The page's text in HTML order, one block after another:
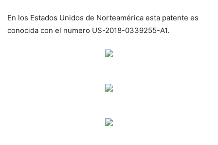
En los Estados Unidos de Norteamérica esta patente es
conocida con el numero US-2018-0339255-A1.